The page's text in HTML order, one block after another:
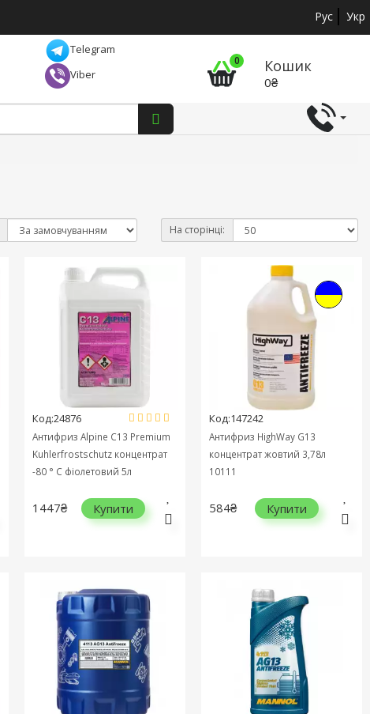
Рус Укр
Telegram
Viber
0 Кошик
0₴
На сторінці:
Код:24876
Антифриз Alpine C13 Premium
Kuhlerfrostschutz концентрат
-80 ° C фіолетовий 5л
1447₴ Купити
Код:147242
Антифриз HighWay G13
концентрат жовтий 3,78л
10111
584₴ Купити